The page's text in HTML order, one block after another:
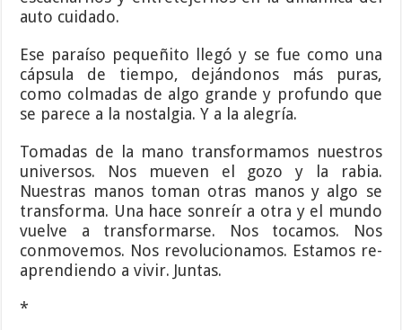
auto cuidado.
Ese paraíso pequeñito llegó y se fue como una
cápsula de tiempo, dejándonos más puras,
como colmadas de algo grande y profundo que
se parece a la nostalgia. Y a la alegría.
Tomadas de la mano transformamos nuestros
universos. Nos mueven el gozo y la rabia.
Nuestras manos toman otras manos y algo se
transforma. Una hace sonreír a otra y el mundo
vuelve a transformarse. Nos tocamos. Nos
conmovemos. Nos revolucionamos. Estamos re-
aprendiendo a vivir. Juntas.
*